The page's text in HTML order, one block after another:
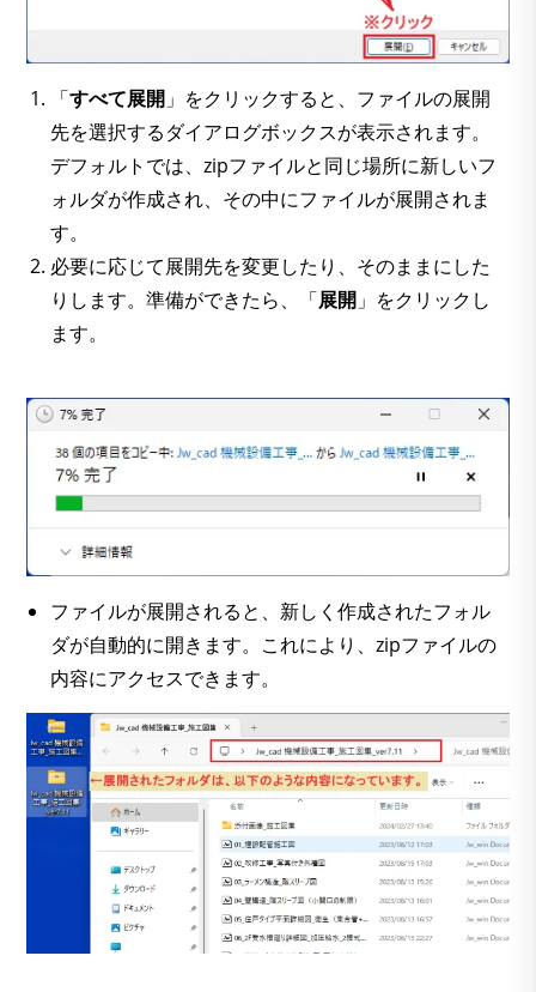
「すべて展開」をクリックすると、ファイルの展開
先を選択するダイアログボックスが表示されます。
デフォルトでは、zipファイルと同じ場所に新しいフ
ォルダが作成され、その中にファイルが展開されま
す。
必要に応じて展開先を変更したり、そのままにした
りします。準備ができたら、「展開」をクリックし
ます。
ファイルが展開されると、新しく作成されたフォル
ダが自動的に開きます。これにより、zipファイルの
内容にアクセスできます。